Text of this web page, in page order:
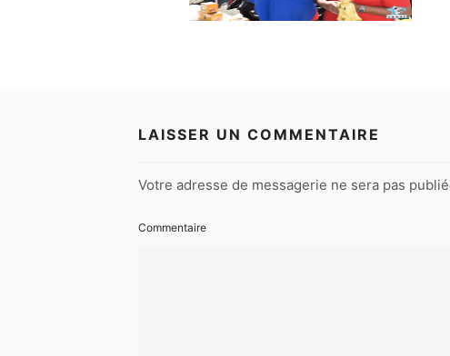
LAISSER UN COMMENTAIRE
Votre adresse de messagerie ne sera pas
Commentaire